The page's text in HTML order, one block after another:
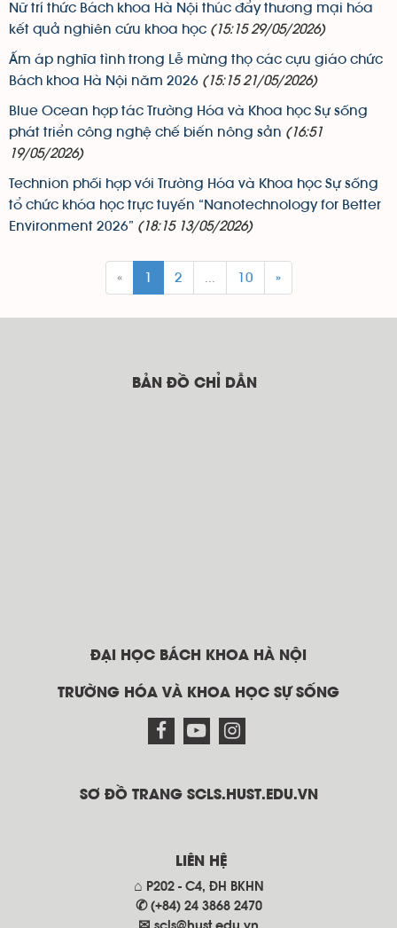
Nữ trí thức Bách khoa Hà Nội thúc đẩy thương mại hóa
kết quả nghiên cứu khoa học (15:15 29/05/2026)
Ấm áp nghĩa tình trong Lễ mừng thọ các cựu giáo chức
Bách khoa Hà Nội năm 2026 (15:15 21/05/2026)
Blue Ocean hợp tác Trường Hóa và Khoa học Sự sống
phát triển công nghệ chế biến nông sản (16:51
19/05/2026)
Technion phối hợp với Trường Hóa và Khoa học Sự sống
tổ chức khóa học trực tuyến “Nanotechnology for Better
Environment 2026” (18:15 13/05/2026)
« 1 2 10 »
BẢN ĐỒ CHỈ DẪN
ĐẠI HỌC BÁCH KHOA HÀ NỘI
TRƯỜNG HÓA VÀ KHOA HỌC SỰ SỐNG
SƠ ĐỒ TRANG SCLS.HUST.EDU.VN
LIÊN HỆ
⌂ P202 - C4, ĐH BKHN
✆ (+84) 24 3868 2470